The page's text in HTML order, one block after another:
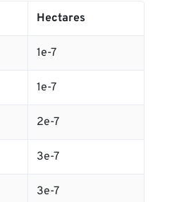
Hectares
1e-7
1e-7
2e-7
3e-7
3e-7